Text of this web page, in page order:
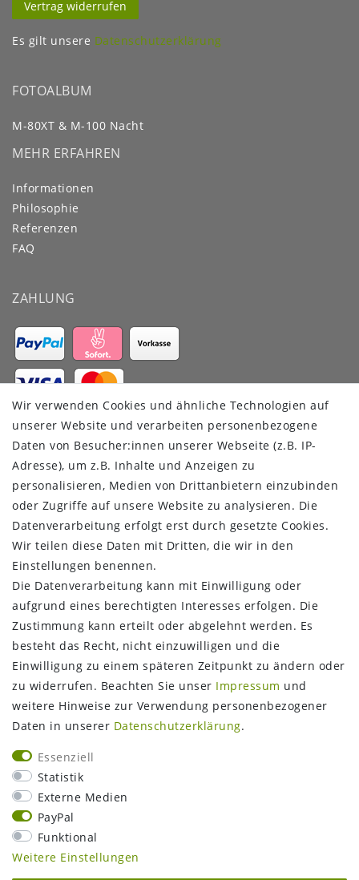
Vertrag widerrufen
Es gilt unsere Datenschutzerklärung
FOTOALBUM
M-80XT & M-100 Nacht
MEHR ERFAHREN
Informationen
Philosophie
Referenzen
FAQ
ZAHLUNG
VERSANDDIENSTLEISTER
FOLGEN SIE UNS
Wir verwenden Cookies und ähnliche Technologien auf
unserer Website und verarbeiten personenbezogene
Daten von Besucher:innen unserer Webseite (z.B. IP-
Adresse), um z.B. Inhalte und Anzeigen zu
personalisieren, Medien von Drittanbietern einzubinden
oder Zugriffe auf unsere Website zu analysieren. Die
Datenverarbeitung erfolgt erst durch gesetzte Cookies.
Wir teilen diese Daten mit Dritten, die wir in den
Einstellungen benennen.
Die Datenverarbeitung kann mit Einwilligung oder
aufgrund eines berechtigten Interesses erfolgen. Die
Zustimmung kann erteilt oder abgelehnt werden. Es
besteht das Recht, nicht einzuwilligen und die
Einwilligung zu einem späteren Zeitpunkt zu ändern oder
zu widerrufen. Beachten Sie unser Impressum und
weitere Hinweise zur Verwendung personenbezogener
Daten in unserer Daten­schutz­erklärung.
Essenziell
Statistik
Externe Medien
PayPal
Funktional
Weitere Einstellungen